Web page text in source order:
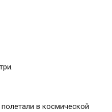
в космической